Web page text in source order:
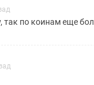
так по коинам еще